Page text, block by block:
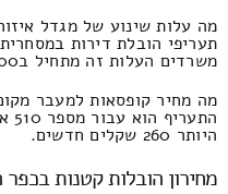
מה עלות שינוע של מגדל
תעריפי הובלת דירות
משרדים העלות זה מתחיל ב4700 ולא יותר מ8000 ₪.
מה מחיר קופסאות למעבר
היותר 260 שקלים חדשים.
מחירון הובלות קטנות